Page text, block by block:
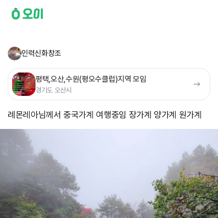
인력신화창조
평택,오산,수원(평오수클럽)지역 모임
경기도 오산시
례몬레아님께서 중국가계 여행중임 장가계 양가계 원가계